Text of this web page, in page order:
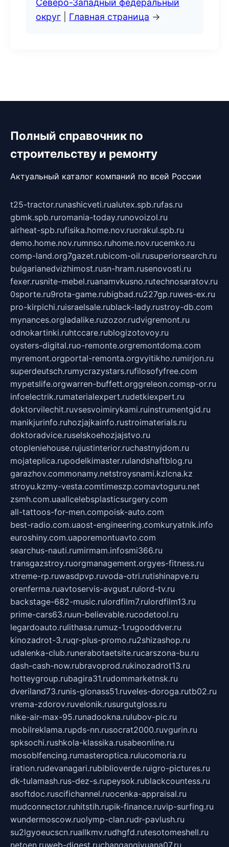
Северо-Западный федеральный
округ
Главная страница →
Полный справочник по
строительству и ремонту
Актуальный каталог компаний по всей России
t25-tractor.runashicveti.rualutex.spb.rufas.ru
gbmk.spb.ruromania-today.runovoizol.ru
airheat-spb.rufisika.home.nov.ruorakul.spb.ru
demo.home.nov.rumnso.ruhome.nov.rucemko.ru
comp-land.org7gazet.rubicom-oil.rusuperiorsearch.ru
bulgarianedvizhimost.rusn-hram.rusenovosti.ru
fexer.rusnite-mebel.ruanamvkusno.rutechnosaratov.ru
0sporte.ru9rota-game.rubigbad.ru227gp.ruwes-ex.ru
pro-kirpichi.ruisraelsale.rublack-lady.rustroy-db.com
mynances.orgladalike.ruzozor.rudvigremont.ru
odnokartinki.ruhtccare.rublogizotovoy.ru
oysters-digital.ruo-remonte.orgremontdoma.com
myremont.orgportal-remonta.orgvyitikho.rumirjon.ru
superdeutsch.rumycrazystars.rufilosofyfree.com
mypetslife.orgwarren-buffett.orggreleon.comsp-or.ru
infoelectrik.rumaterialexpert.rudetkiexpert.ru
doktorvilechit.ruvsesvoimirykami.ruinstrumentgid.ru
manikjurinfo.ruhozjajkainfo.rustroimaterials.ru
doktoradvice.ruselskoehozjajstvo.ru
otopleniehouse.rujustinterior.ruchastnyjdom.ru
mojateplica.rupodelkimaster.rulandshaftblog.ru
garazhov.commonamy.netstroysnami.kzlcna.kz
stroyu.kzmy-vesta.comtimeszp.comavtoguru.net
zsmh.com.uaallcelebsplasticsurgery.com
all-tattoos-for-men.compoisk-auto.com
best-radio.com.uaost-engineering.comkuryatnik.info
euroshiny.com.uaporemontuavto.com
searchus-nauti.rumirmam.infosmi366.ru
transgazstroy.ruorgmanagement.orgyes-fitness.ru
xtreme-rp.ruwasdpvp.ruvoda-otri.rutishinapve.ru
orenferma.ruavtoservis-avgust.rulord-tv.ru
backstage-682-music.rulordfilm7.rulordfilm13.ru
prime-cars63.ruun-believable.rucodetool.ru
legardoauto.rulithasa.rumuz-1.rugooddver.ru
kinozadrot-3.ruqr-plus-promo.ru2shizashop.ru
udalenka-club.runerabotaetsite.rucarszona-bu.ru
dash-cash-now.rubravoprod.rukinozadrot13.ru
hotteygroup.rubagira31.rudommarketnsk.ru
dveriland73.runis-glonass51.ruveles-doroga.rutb02.ru
vrema-zdorov.ruvelonik.rusurgutgloss.ru
nike-air-max-95.runadookna.rulubov-pic.ru
mobilreklama.rupds-nn.rusocrat2000.ruvgurin.ru
spksochi.rushkola-klassika.rusabeonline.ru
mosoblfencing.rumasteroptica.rulucomoria.ru
iration.rudevanagari.rubiblioverde.ruigro-pictures.ru
dk-tulamash.rus-dez-s.rupeysok.rublackcountess.ru
asoftdoc.ruscifichannel.ruocenka-appraisal.ru
mudconnector.ruhitstih.rupik-finance.ruvip-surfing.ru
wundermoscow.ruolymp-clan.rudr-pavlush.ru
su2lgyoeucscn.ruallkmv.rudhgfd.rutesotomeshell.ru
netoen.ruweb-digest.ruchanganqiyuana07.ru